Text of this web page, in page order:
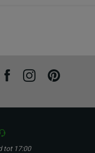
FacebookInstagramPinterest
tot 17:00